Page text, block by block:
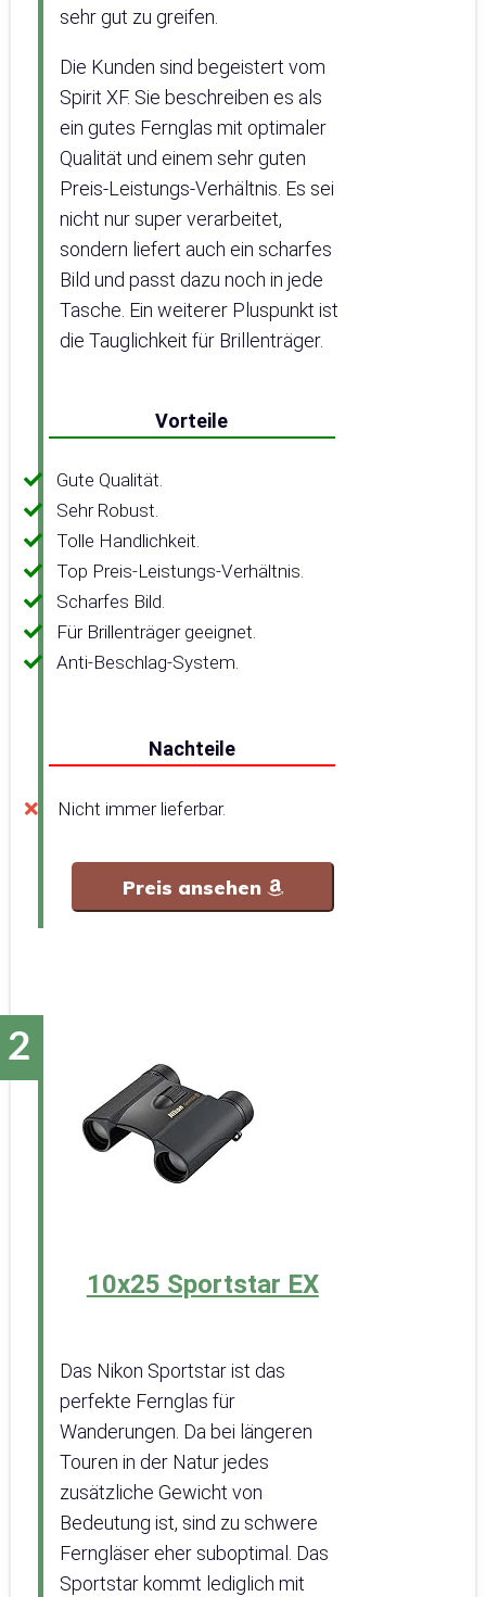
sehr gut zu greifen.
Die Kunden sind begeistert vom
Spirit XF. Sie beschreiben es als
ein gutes Fernglas mit optimaler
Qualität und einem sehr guten
Preis-Leistungs-Verhältnis. Es sei
nicht nur super verarbeitet,
sondern liefert auch ein scharfes
Bild und passt dazu noch in jede
Tasche. Ein weiterer Pluspunkt ist
die Tauglichkeit für Brillenträger.
Vorteile
Gute Qualität.
Sehr Robust.
Tolle Handlichkeit.
Top Preis-Leistungs-Verhältnis.
Scharfes Bild.
Für Brillenträger geeignet.
Anti-Beschlag-System.
Nachteile
Nicht immer lieferbar.
Preis ansehen
10x25 Sportstar EX
Das Nikon Sportstar ist das
perfekte Fernglas für
Wanderungen. Da bei längeren
Touren in der Natur jedes
zusätzliche Gewicht von
Bedeutung ist, sind zu schwere
Ferngläser eher suboptimal. Das
Sportstar kommt lediglich mit